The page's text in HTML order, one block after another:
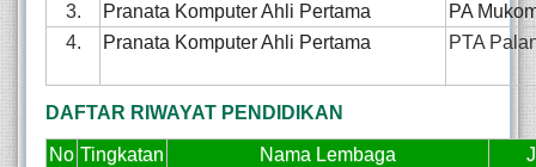
3.
Pranata Komputer Ahli Pertama
PA
4.
Pranata Komputer Ahli Pertama PTA
DAFTAR RIWAYAT PENDIDIKAN
No Tingkatan Nama Lembaga